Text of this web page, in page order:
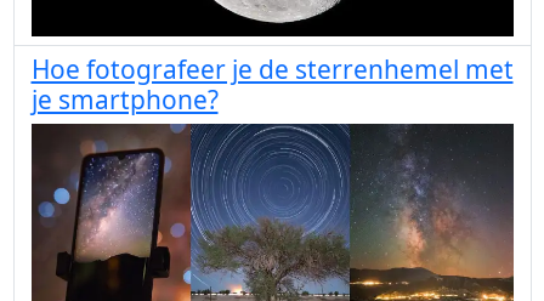
Hoe fotografeer je de sterrenhemel met
je smartphone?